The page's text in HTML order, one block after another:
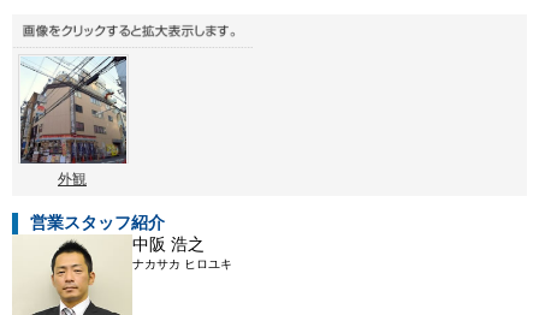
外観
営業スタッフ紹介
中阪 浩之
ナカサカ ヒロユキ